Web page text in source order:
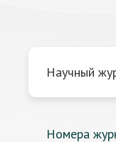
Научный
Номера